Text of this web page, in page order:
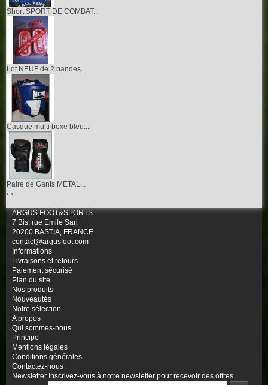
Short SPORT DE COMBAT...
Lot NEUF de 2 bandes...
Casque multi boxe bleu...
Paire de Gants METAL...
‹ ›
ARGUS FOOT&SPORTS
7 Bis, rue Emile Sari
20200 BASTIA, FRANCE
contact@argusfoot.com
Informations
Livraisons et retours
Paiement sécurisé
Plan du site
Nos produits
Nouveautés
Notre sélection
A propos
Qui sommes-nous
Principe
Mentions légales
Conditions générales
Contactez-nous
Newsletter Inscrivez-vous à notre newsletter pour recevoir des offres